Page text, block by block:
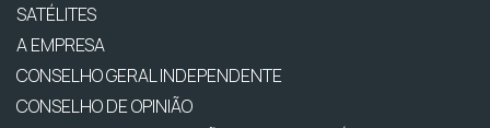
SATÉLITES
A EMPRESA
CONSELHO GERAL INDEPENDENTE
CONSELHO DE OPINIÃO